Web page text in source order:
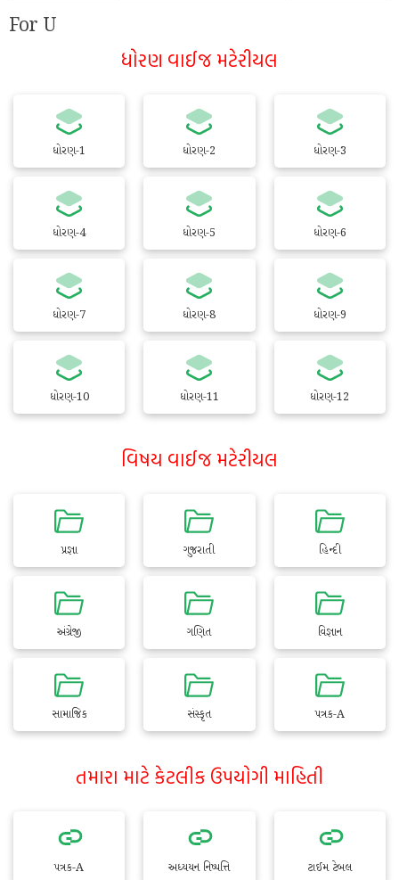
For U
ધોરણ વાઈજ મટેરીયલ
ધોરણ-1 ધોરણ-2 ધોરણ-3
ધોરણ-4 ધોરણ-5 ધોરણ-6
ધોરણ-7 ધોરણ-8 ધોરણ-9
ધોરણ-10 ધોરણ-11 ધોરણ-12
વિષય વાઈજ મટેરીયલ
પ્રજ્ઞા ગુજરાતી હિન્દી
અંગ્રેજી ગણિત વિજ્ઞાન
સામાજિક સંસ્કૃત પત્રક-A
તમારા માટે કેટલીક ઉપયોગી માહિતી
પત્રક-A અધ્યયન નિષ્પત્તિ ટાઈમ ટેબલ